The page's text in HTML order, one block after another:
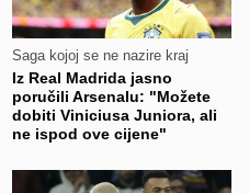
Saga kojoj se ne nazire kraj
Iz Real Madrida jasno
poručili Arsenalu: "Možete
dobiti Viniciusa Juniora, ali
ne ispod ove cijene"